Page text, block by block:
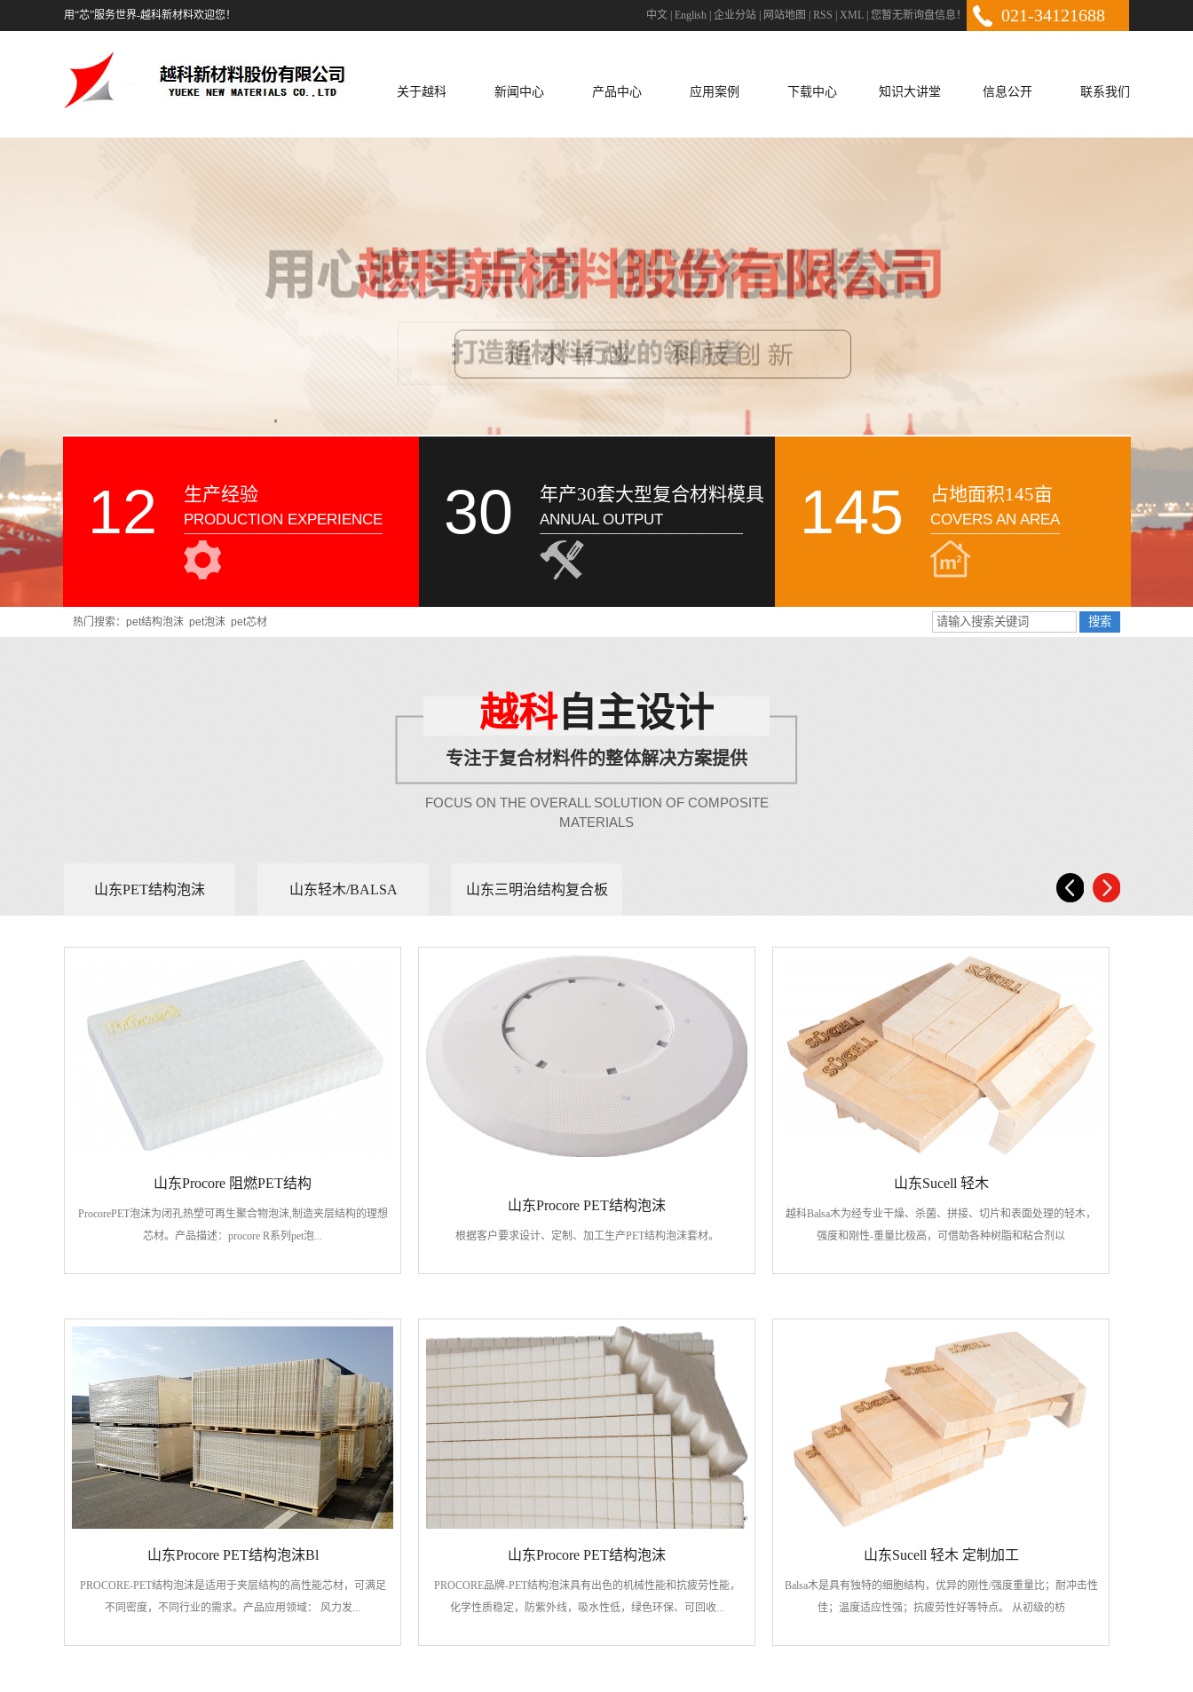
用“芯”服务世界-越科新材料欢迎您！ 中文 English 企业分站 网站地图 RSS XML 您暂无新询盘信息！ 021-34121688
关于越科 新闻中心 产品中心 应用案例 下载中心 知识大讲堂 信息公开 联系我们
12 生产经验
PRODUCTION EXPERIENCE 30 年产30套大型复合材料模具
ANNUAL OUTPUT 145 占地面积145亩
COVERS AN AREA
热门搜索： pet结构泡沫 pet泡沫 pet芯材
越科自主设计
专注于复合材料件的整体解决方案提供
FOCUS ON THE OVERALL SOLUTION OF COMPOSITE
MATERIALS
山东PET结构泡沫 山东轻木/BALSA 山东三明治结构复合板
山东Procore 阻燃PET结构
ProcorePET泡沫为闭孔热塑可再生聚合物泡沫,制造夹层结构的理想
芯材。产品描述：procore R系列pet泡...
山东Procore PET结构泡沫
根据客户要求设计、定制、加工生产PET结构泡沫套材。
山东Sucell 轻木
越科Balsa木为经专业干燥、杀菌、拼接、切片和表面处理的轻木，
强度和刚性-重量比极高，可借助各种树脂和粘合剂以
山东Procore PET结构泡沫Bl
PROCORE-PET结构泡沫是适用于夹层结构的高性能芯材，可满足
不同密度，不同行业的需求。产品应用领域： 风力发...
山东Procore PET结构泡沫
PROCORE品牌-PET结构泡沫具有出色的机械性能和抗疲劳性能，
化学性质稳定，防紫外线，吸水性低，绿色环保、可回收...
山东Sucell 轻木 定制加工
Balsa木是具有独特的细胞结构，优异的刚性/强度重量比；耐冲击性
佳；温度适应性强；抗疲劳性好等特点。 从初级的枋